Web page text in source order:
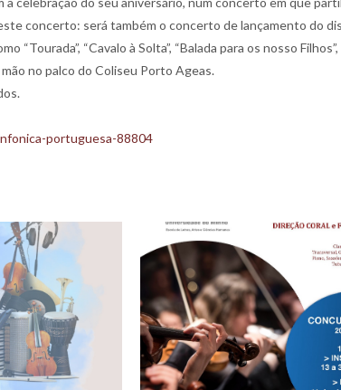
concerto: será também o concerto de lançamento do
“Cavalo à Solta”, “Balada para os nosso
no palco do Coliseu Porto Ageas.
portuguesa-88804